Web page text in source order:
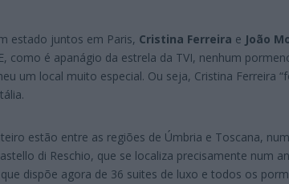
estado juntos em Paris, Cristina Ferreira e João
como é apanágio da estrela da TVI, nenhum
um local muito especial. Ou seja, Cristina Ferreira
estão entre as regiões de Úmbria e Toscana,
di Reschio, que se localiza precisamente num
dispõe agora de 36 suites de luxo e todos os